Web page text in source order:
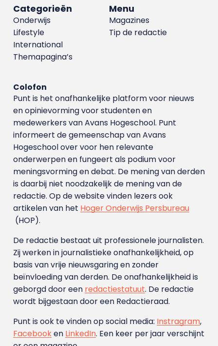
Menu
Magazines
Tip de redactie
Categorieën
Onderwijs
Lifestyle
International
Themapagina’s
Colofon
Punt is het onafhankelijke platform voor nieuws
en opinievorming voor studenten en
medewerkers van Avans Hoge­school. Punt
informeert de gemeenschap van Avans
Hogeschool over voor hen relevante
onderwerpen en fungeert als podium voor
meningsvorming en debat. De mening van derden
is daarbij niet noodzakelijk de mening van de
redactie. Op de website vinden lezers ook
artikelen van het Hoger Onderwijs Persbureau
(HOP).
De redactie bestaat uit professionele journalisten.
Zij werken in journalistieke onafhankelijkheid, op
basis van vrije nieuwsgaring en zonder
beïnvloeding van derden. De onafhankelijkheid is
geborgd door een redactiestatuut. De redactie
wordt bijgestaan door een Redactieraad.
Punt is ook te vinden op social media: Instragram,
Facebooken LinkedIn. Een keer per jaar verschijnt